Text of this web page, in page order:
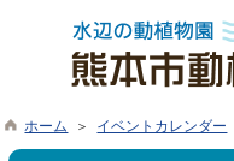
ホーム ＞ イベントカレンダー